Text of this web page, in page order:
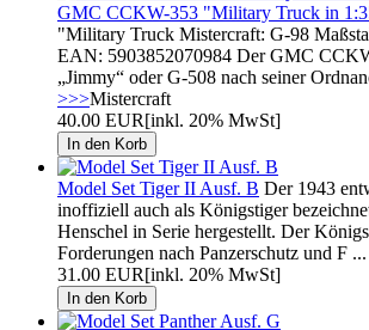
GMC CCKW-353 "Military Truck in
"Military Truck Mistercraft: G-98
EAN: 5903852070984 Der GMC
„Jimmy“ oder G-508 nach seiner
>>>Mistercraft
40.00 EUR[inkl. 20% MwSt]
Model Set Tiger II Ausf. B Der 1943
inoffiziell auch als Königstiger
Henschel in Serie hergestellt. Der
Forderungen nach Panzerschutz und F ...
31.00 EUR[inkl. 20% MwSt]